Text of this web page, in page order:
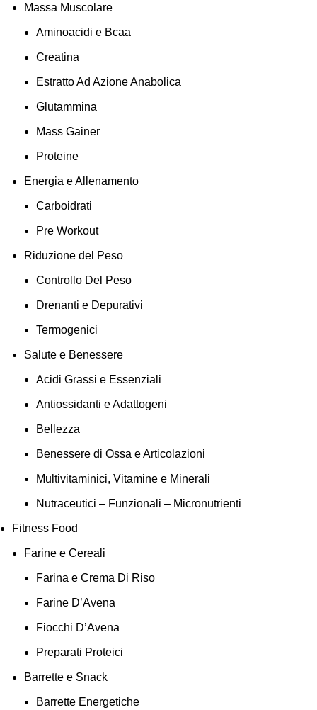
Massa Muscolare
Aminoacidi e Bcaa
Creatina
Estratto Ad Azione Anabolica
Glutammina
Mass Gainer
Proteine
Energia e Allenamento
Carboidrati
Pre Workout
Riduzione del Peso
Controllo Del Peso
Drenanti e Depurativi
Termogenici
Salute e Benessere
Acidi Grassi e Essenziali
Antiossidanti e Adattogeni
Bellezza
Benessere di Ossa e Articolazioni
Multivitaminici, Vitamine e Minerali
Nutraceutici – Funzionali – Micronutrienti
Fitness Food
Farine e Cereali
Farina e Crema Di Riso
Farine D’Avena
Fiocchi D’Avena
Preparati Proteici
Barrette e Snack
Barrette Energetiche